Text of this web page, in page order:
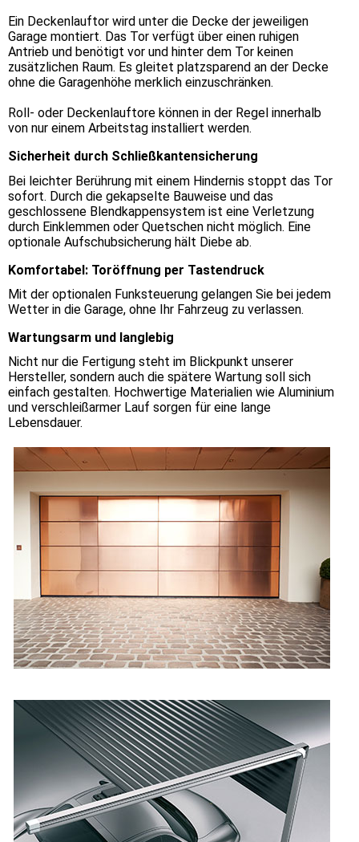
Ein Deckenlauftor wird unter die Decke der jeweiligen
Garage montiert. Das Tor verfügt über einen ruhigen
Antrieb und benötigt vor und hinter dem Tor keinen
zusätzlichen Raum. Es gleitet platzsparend an der Decke
ohne die Garagenhöhe merklich einzuschränken.
Roll- oder Deckenlauftore können in der Regel innerhalb
von nur einem Arbeitstag installiert werden.
Sicherheit durch Schließkantensicherung
Bei leichter Berührung mit einem Hindernis stoppt das Tor
sofort. Durch die gekapselte Bauweise und das
geschlossene Blendkappensystem ist eine Verletzung
durch Einklemmen oder Quetschen nicht möglich. Eine
optionale Aufschubsicherung hält Diebe ab.
Komfortabel: Toröffnung per Tastendruck
Mit der optionalen Funksteuerung gelangen Sie bei jedem
Wetter in die Garage, ohne Ihr Fahrzeug zu verlassen.
Wartungsarm und langlebig
Nicht nur die Fertigung steht im Blickpunkt unserer
Hersteller, sondern auch die spätere Wartung soll sich
einfach gestalten. Hochwertige Materialien wie Aluminium
und verschleißarmer Lauf sorgen für eine lange
Lebensdauer.